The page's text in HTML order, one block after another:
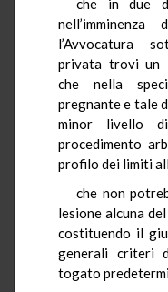
che in due
l’Avvocatura
privata trovi un
che nella
pregnante e tale
minor livello
procedimento
profilo dei limiti
che non
lesione alcuna
costituendo il
generali criteri
togato